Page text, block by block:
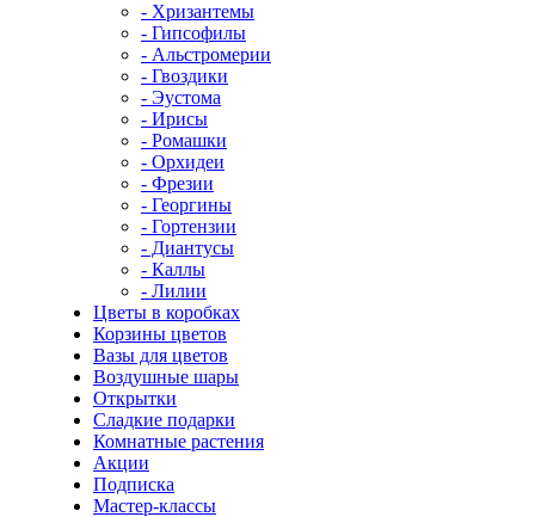
- Хризантемы
- Гипсофилы
- Альстромерии
- Гвоздики
- Эустома
- Ирисы
- Ромашки
- Орхидеи
- Фрезии
- Георгины
- Гортензии
- Диантусы
- Каллы
- Лилии
Цветы в коробках
Корзины цветов
Вазы для цветов
Воздушные шары
Открытки
Сладкие подарки
Комнатные растения
Акции
Подписка
Мастер-классы